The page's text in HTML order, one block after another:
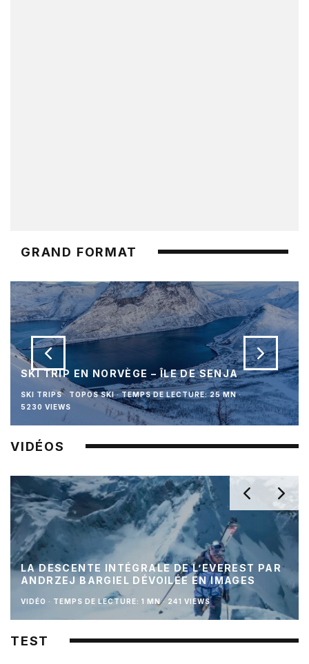
GRAND FORMAT
SKI TRIP EN NORVÈGE – ÎLE DE SENJA
SKI TRIPS TOPOS SKI · TEMPS DE LECTURE: 25 MN ·
5230 VIEWS
VIDÉOS
LA DESCENTE INTÉGRALE DE L’EVEREST PAR
ANDRZEJ BARGIEL DÉVOILÉE EN IMAGES
VIDÉO · TEMPS DE LECTURE: 1 MN · 241 VIEWS
TEST